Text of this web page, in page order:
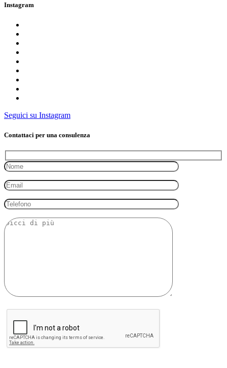
Instagram
Seguici su Instagram
Contattaci per una consulenza